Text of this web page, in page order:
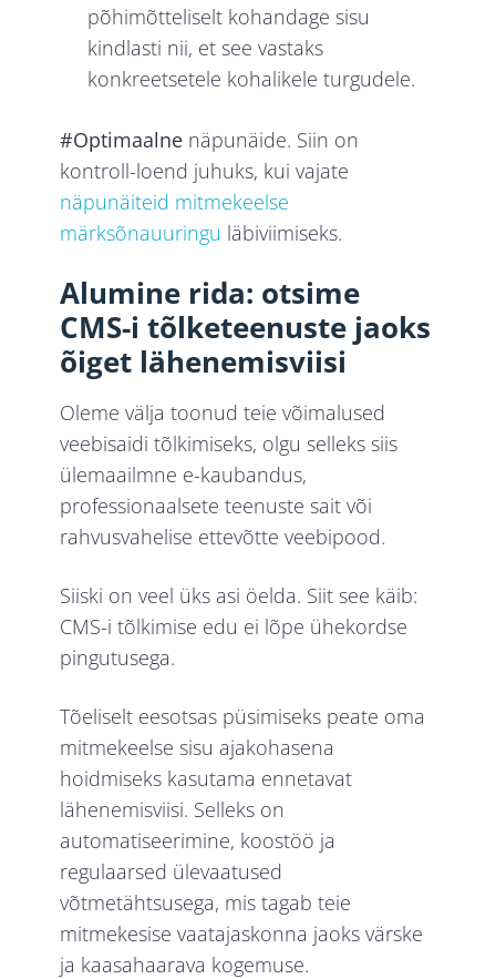
põhimõtteliselt kohandage sisu
kindlasti nii, et see vastaks
konkreetsetele kohalikele turgudele.
#Optimaalne näpunäide. Siin on
kontroll-loend juhuks, kui vajate
näpunäiteid mitmekeelse
märksõnauuringu läbiviimiseks.
Alumine rida: otsime
CMS-i tõlketeenuste jaoks
õiget lähenemisviisi
Oleme välja toonud teie võimalused
veebisaidi tõlkimiseks, olgu selleks siis
ülemaailmne e-kaubandus,
professionaalsete teenuste sait või
rahvusvahelise ettevõtte veebipood.
Siiski on veel üks asi öelda. Siit see käib:
CMS-i tõlkimise edu ei lõpe ühekordse
pingutusega.
Tõeliselt eesotsas püsimiseks peate oma
mitmekeelse sisu ajakohasena
hoidmiseks kasutama ennetavat
lähenemisviisi. Selleks on
automatiseerimine, koostöö ja
regulaarsed ülevaatused
võtmetähtsusega, mis tagab teie
mitmekesise vaatajaskonna jaoks värske
ja kaasahaarava kogemuse.